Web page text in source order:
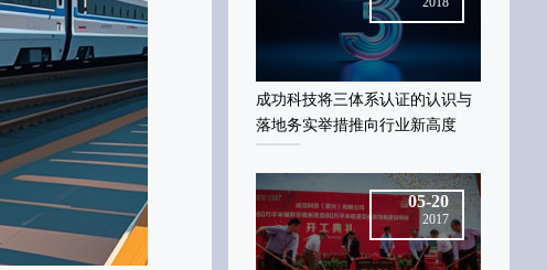
成功科技将三体系认证的认识与
落地务实举措推向行业新高度
成功科技将三体系认证的认识与
落地务实举措推向行业新高度
05-20
2017